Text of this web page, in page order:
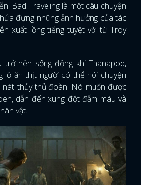
Bad Traveling là một câu chuyện
đựng những ảnh hưởng của tác
xuất lồng tiếng tuyệt vời từ Troy
trở nên sống động khi Thanapod,
lồ ăn thịt người có thể nói chuyện
nát thủy thủ đoàn. Nó muốn được
dẫn đến xung đột đẫm máu và
vật.